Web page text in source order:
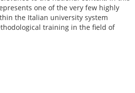
one of the very few highly
the Italian university system
training in the field of